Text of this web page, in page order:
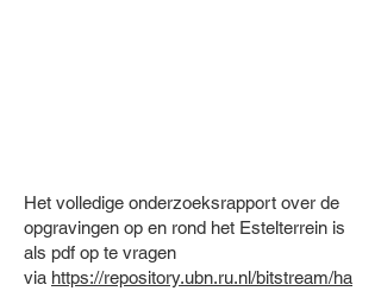
Het volledige onderzoeksrapport over de
opgravingen op en rond het Estelterrein is
als pdf op te vragen
via https://repository.ubn.ru.nl/bitstream/ha